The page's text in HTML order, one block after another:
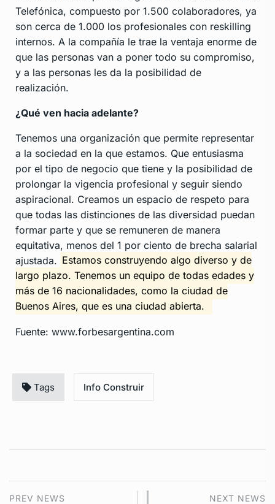
Telefónica, compuesto por 1.500 colaboradores, ya
son cerca de 1.000 los profesionales con reskilling
internos. A la compañía le trae la ventaja enorme de
que las personas van a poner todo su compromiso,
y a las personas les da la posibilidad de
realización.
¿Qué ven hacia adelante?
Tenemos una organización que permite representar
a la sociedad en la que estamos. Que entusiasma
por el tipo de negocio que tiene y la posibilidad de
prolongar la vigencia profesional y seguir siendo
aspiracional. Creamos un espacio de respeto para
que todas las distinciones de las diversidad puedan
formar parte y que se remuneren de manera
equitativa, menos del 1 por ciento de brecha salarial
ajustada. Estamos construyendo algo diverso y de
largo plazo. Tenemos un equipo de todas edades y
más de 16 nacionalidades, como la ciudad de
Buenos Aires, que es una ciudad abierta.
Fuente: www.forbesargentina.com
Tags Info Construir
PREV NEWS NEXT NEWS